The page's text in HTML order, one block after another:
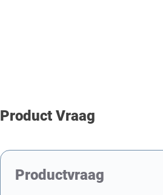
Product Vraag
Productvraag